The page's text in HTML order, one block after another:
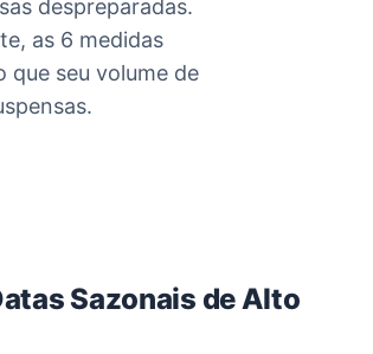
despreparadas.
as 6 medidas
que seu volume de
Sazonais de Alto